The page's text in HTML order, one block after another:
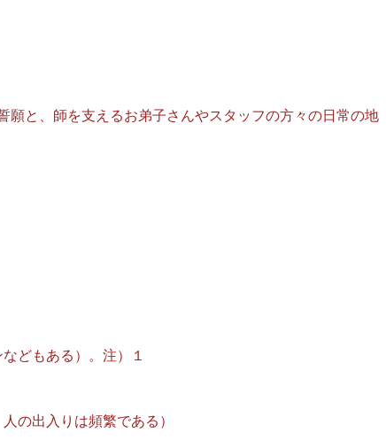
と、師を支えるお弟子さんやスタッフの方々の日常の地
う。
どもある）。注）１
の出入りは頻繁である）